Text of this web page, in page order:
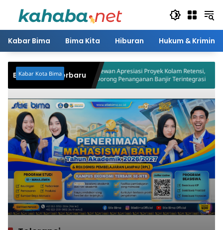
Kabar Bima Bima Kita Hiburan Hukum & Kriminal
Berita Bima Terbaru
Paham
Dewan Apresiasi Proyek Kolam Retensi,
Dorong Penanganan Banjir Terintegrasi
Kabar Kota Bima